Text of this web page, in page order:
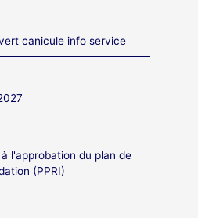
canicule info service
l'approbation du plan de
(PPRI)